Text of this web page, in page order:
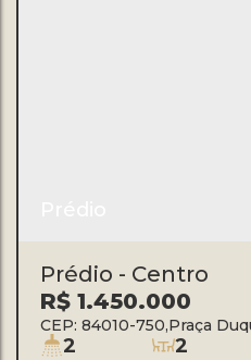
Prédio - Centro
R$1.450.000
CEP: 84010-750,Praça
2 2